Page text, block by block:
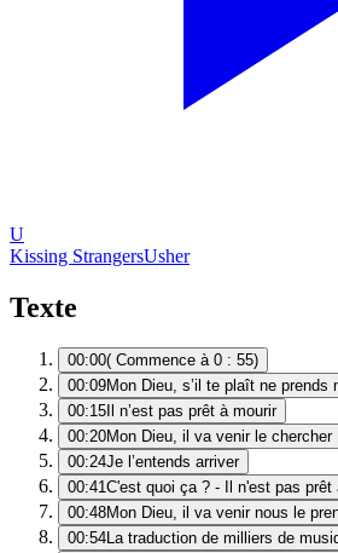
U
Kissing StrangersUsher
Texte
00:00( Commence à 0 : 55)
00:09Mon Dieu, s’il te plaît ne prends
00:15 Il n’est pas prêt à mourir
00:20Mon Dieu, il va venir le chercher
00:24Je l’entends arriver
00:41C'est quoi ça ? - Il n'est pas prêt
00:48Mon Dieu, il va venir nous le
00:54La traduction de milliers de